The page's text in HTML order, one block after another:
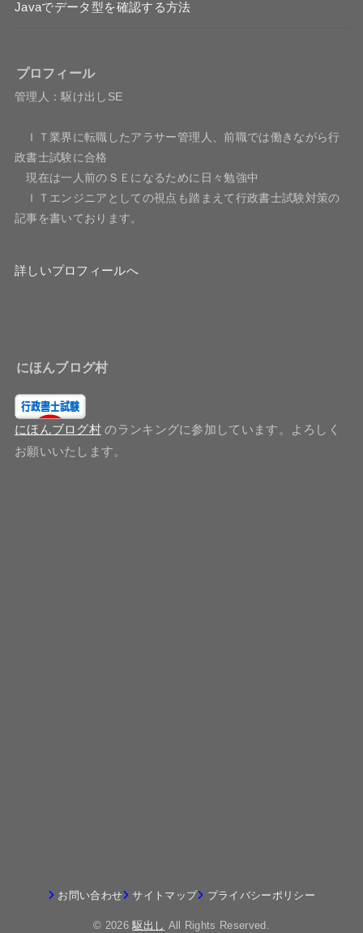
Javaでデータ型を確認する方法
プロフィール
管理人：駆け出しSE
ＩＴ業界に転職したアラサー管理人、前職では働きながら行
政書士試験に合格
現在は一人前のＳＥになるために日々勉強中
ＩＴエンジニアとしての視点も踏まえて行政書士試験対策の
記事を書いております。
詳しいプロフィールへ
にほんブログ村
にほんブログ村 のランキングに参加しています。よろしく
お願いいたします。
お問い合わせ サイトマップ プライバシーポリシー
© 2026駆出し All Rights Reserved.